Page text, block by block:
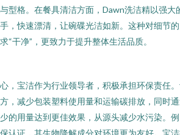
型格。在餐具清洁方面，Dawn洗洁精以强大
，快速漂清，让碗碟光洁如新。这种对细节
“干净”，更致力于提升整体生活品质。
，宝洁作为行业领导者，积极承担环保责任
，减少包装塑料使用量和运输碳排放，同时
的用量达到更佳效果，从源头减少水污染。例
认证，其生物降解成分对环境更为友好。宝